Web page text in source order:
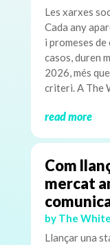
Les xarxes
Cada any
i promeses
casos, duren
2026, més
criteri. A The
read more
Com
mercat
by The
Llançar una